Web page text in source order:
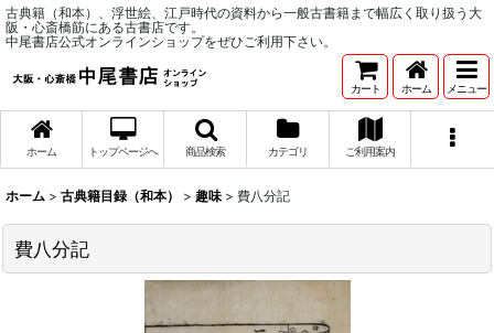
古典籍（和本）、浮世絵、江戸時代の資料から一般古書籍まで幅広く取り扱う大
阪・心斎橋筋にある古書店です。
中尾書店公式オンラインショップをぜひご利用下さい。
カート ホーム メニュー
ホーム トップページへ 商品検索 カテゴリ ご利用案内
ホーム > 古典籍目録（和本） > 趣味 > 費八分記
費八分記